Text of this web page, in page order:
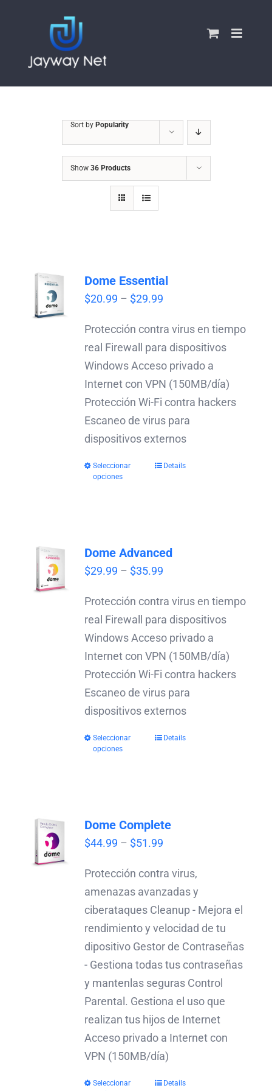
Sort by Popularity
Show 36 Products
Dome Essential
$20.99 – $29.99
$20.99
through
$29.99
Protección contra virus en tiempo
real Firewall para dispositivos
Windows Acceso privado a
Internet con VPN (150MB/día)
Protección Wi-Fi contra hackers
Escaneo de virus para
dispositivos externos
Seleccionar
opciones
Details
Dome Advanced
$29.99 – $35.99
$29.99
through
$35.99
Protección contra virus en tiempo
real Firewall para dispositivos
Windows Acceso privado a
Internet con VPN (150MB/día)
Protección Wi-Fi contra hackers
Escaneo de virus para
dispositivos externos
Seleccionar
opciones
Details
Dome Complete
$44.99 – $51.99
$44.99
through
$51.99
Protección contra virus,
amenazas avanzadas y
ciberataques Cleanup - Mejora el
rendimiento y velocidad de tu
dipositivo Gestor de Contraseñas
- Gestiona todas tus contraseñas
y mantenlas seguras Control
Parental. Gestiona el uso que
realizan tus hijos de Internet
Acceso privado a Internet con
VPN (150MB/día)
Seleccionar
Details